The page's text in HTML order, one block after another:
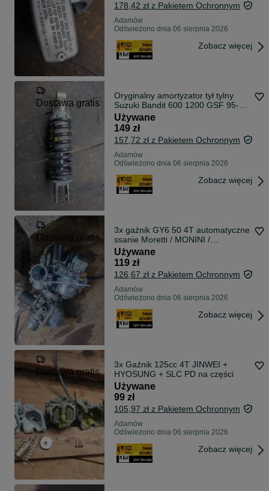
178,42 zł z Pakietem Ochronnym
Adamów
Odświeżono dnia 06 sierpnia 2026
Zobacz więcej
Dostawa gratis
Oryginalny amortyzator tył tylny
Suzuki Bandit 600 1200 GSF 95-00
SHOWA OEM
Używane
149 zł
157,72 zł z Pakietem Ochronnym
Adamów
Odświeżono dnia 06 sierpnia 2026
Zobacz więcej
Dostawa gratis
3x gaźnik GY6 50 4T automatyczne
ssanie Moretti / MONINI /
zamiennik – komplet
Używane
119 zł
126,67 zł z Pakietem Ochronnym
Adamów
Odświeżono dnia 06 sierpnia 2026
Zobacz więcej
Dostawa gratis
3x Gaźnik 125cc 4T JINWEI +
HYOSUNG + SLC PD na części
Używane
99 zł
105,97 zł z Pakietem Ochronnym
Adamów
Odświeżono dnia 06 sierpnia 2026
Zobacz więcej